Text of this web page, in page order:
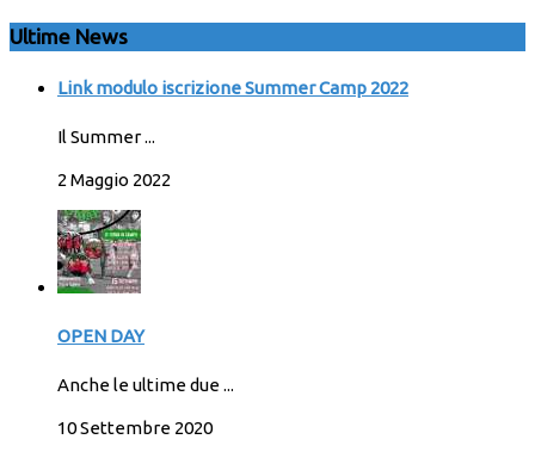
Ultime News
Link modulo iscrizione Summer Camp 2022
Il Summer ...
2 Maggio 2022
OPEN DAY
Anche le ultime due ...
10 Settembre 2020